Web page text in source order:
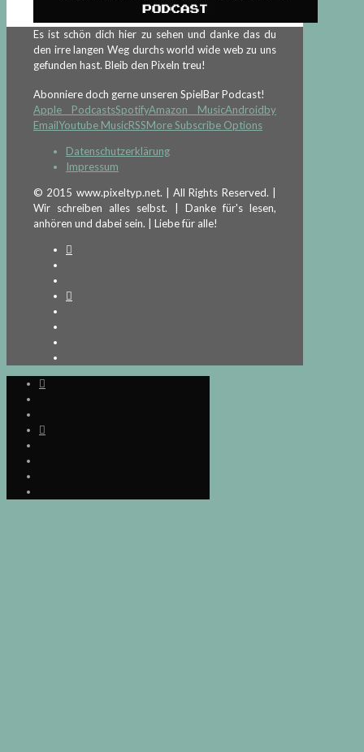
Es ist schön dich hier zu sehen und danke das du
den irre langen Weg durchs world wide web zu uns
gefunden hast. Bleib den Pixeln treu!
Abonniere doch gerne unseren SpielBar Podcast!
Apple PodcastsSpotifyAmazon MusicAndroidby
EmailYoutube MusicRSSMore Subscribe Options
Datenschutzerklärung
Impressum
© 2015 www.pixeltyp.net. | All Rights Reserved. |
Wir schreiben alles selbst. | Danke für's lesen,
anhören und dabei sein. | Liebe für alle!